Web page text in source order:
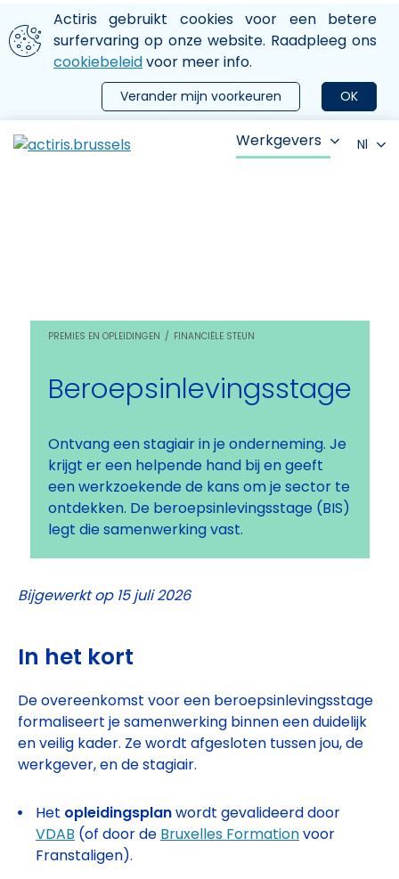
Aller au contenu principal
We gebruiken cookies
Actiris gebruikt cookies voor een betere
surfervaring op onze website. Raadpleeg ons
cookiebeleidvoor meer info.
OK
Verander mijn voorkeuren
le menu
Werkgevers Nl
PREMIES EN OPLEIDINGEN FINANCIËLE STEUN
Beroepsinlevingsstage
Ontvang een stagiair in je onderneming. Je
krijgt er een helpende hand bij en geeft
een werkzoekende de kans om je sector te
ontdekken. De beroepsinlevingsstage (BIS)
legt die samenwerking vast.
Bijgewerkt op 15 juli 2026
In het kort
De overeenkomst voor een beroepsinlevingsstage
formaliseert je samenwerking binnen een duidelijk
en veilig kader. Ze wordt afgesloten tussen jou, de
werkgever, en de stagiair.
Het opleidingsplanwordt gevalideerd door
VDAB (of door de Bruxelles Formationvoor
Franstaligen).